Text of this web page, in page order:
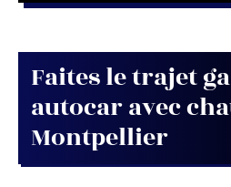
Faites le trajet
autocar avec
Montpellier